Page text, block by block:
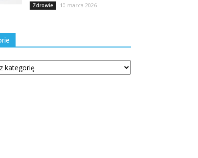
Zdrowie 10 marca 2026